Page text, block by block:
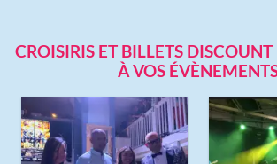
CROISIRIS ET BILLETS
À VOS